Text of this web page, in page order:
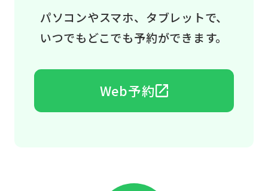
パソコンやスマホ、タブレットで、
いつでもどこでも予約ができます。
Web予約